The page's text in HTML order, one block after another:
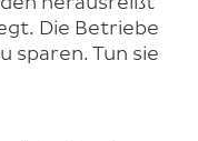
Die Betriebe
sparen. Tun sie